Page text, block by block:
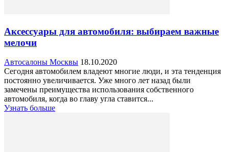
Аксессуары для автомобиля: выбираем важные
мелочи
Автосалоны Москвы 18.10.2020
Сегодня автомобилем владеют многие люди, и эта тенденция
постоянно увеличивается. Уже много лет назад были
замечены преимущества использования собственного
автомобиля, когда во главу угла ставится...
Узнать больше